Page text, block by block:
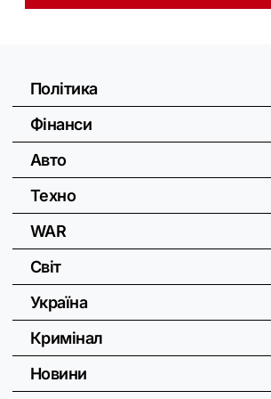
Політика
Фінанси
Авто
Техно
WAR
Світ
Україна
Кримінал
Новини